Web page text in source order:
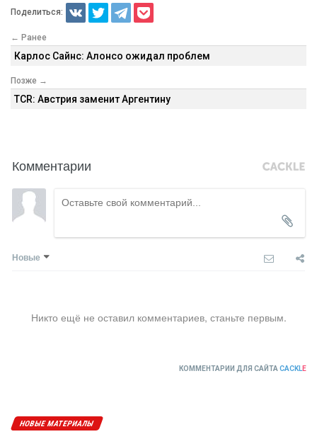
Поделиться:
← Ранее
Карлос Сайнс: Алонсо ожидал проблем
Позже →
TCR: Австрия заменит Аргентину
Комментарии
Новые
Никто ещё не оставил комментариев, станьте первым.
КОММЕНТАРИИ ДЛЯ САЙТА CACKLE
НОВЫЕ МАТЕРИАЛЫ